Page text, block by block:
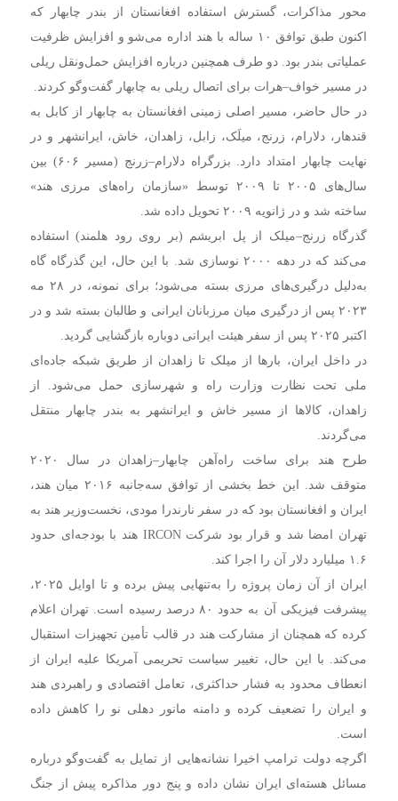
محور مذاکرات، گسترش استفاده افغانستان از بندر چابهار که
اکنون طبق توافق ۱۰ ساله با هند اداره می‌شو و افزایش ظرفیت
عملیاتی بندر بود. دو طرف همچنین درباره افزایش حمل‌ونقل ریلی
در مسیر خواف–هرات برای اتصال ریلی به چابهار گفت‌وگو کردند.
در حال حاضر، مسیر اصلی زمینی افغانستان به چابهار از کابل به
قندهار، دلارام، زرنج، میلَک، زابل، زاهدان، خاش، ایرانشهر و در
نهایت چابهار امتداد دارد. بزرگراه دلارام–زرنج (مسیر ۶۰۶) بین
سال‌های ۲۰۰۵ تا ۲۰۰۹ توسط «سازمان راه‌های مرزی هند»
ساخته شد و در ژانویه ۲۰۰۹ تحویل داده شد.
گذرگاه زرنج–میلک از پل ابریشم (بر روی رود هلمند) استفاده
می‌کند که در دهه ۲۰۰۰ نوسازی شد. با این حال، این گذرگاه گاه
به‌دلیل درگیری‌های مرزی بسته می‌شود؛ برای نمونه، در ۲۸ مه
۲۰۲۳ پس از درگیری میان مرزبانان ایرانی و طالبان بسته شد و در
اکتبر ۲۰۲۵ پس از سفر هیئت ایرانی دوباره بازگشایی گردید.
در داخل ایران، بارها از میلک تا زاهدان از طریق شبکه جاده‌ای
ملی تحت نظارت وزارت راه و شهرسازی حمل می‌شود. از
زاهدان، کالاها از مسیر خاش و ایرانشهر به بندر چابهار منتقل
می‌گردند.
طرح هند برای ساخت راه‌آهن چابهار–زاهدان در سال ۲۰۲۰
متوقف شد. این خط بخشی از توافق سه‌جانبه ۲۰۱۶ میان هند،
ایران و افغانستان بود که در سفر نارندرا مودی، نخست‌وزیر هند به
تهران امضا شد و قرار بود شرکت IRCON هند با بودجه‌ای حدود
۱.۶ میلیارد دلار آن را اجرا کند.
ایران از آن زمان پروژه را به‌تنهایی پیش برده و تا اوایل ۲۰۲۵،
پیشرفت فیزیکی آن به حدود ۸۰ درصد رسیده است. تهران اعلام
کرده که همچنان از مشارکت هند در قالب تأمین تجهیزات استقبال
می‌کند. با این حال، تغییر سیاست تحریمی آمریکا علیه ایران از
انعطاف محدود به فشار حداکثری، تعامل اقتصادی و راهبردی هند
و ایران را تضعیف کرده و دامنه مانور دهلی نو را کاهش داده
است.
اگرچه دولت ترامپ اخیرا نشانه‌هایی از تمایل به گفت‌وگو درباره
مسائل هسته‌ای ایران نشان داده و پنج دور مذاکره پیش از جنگ